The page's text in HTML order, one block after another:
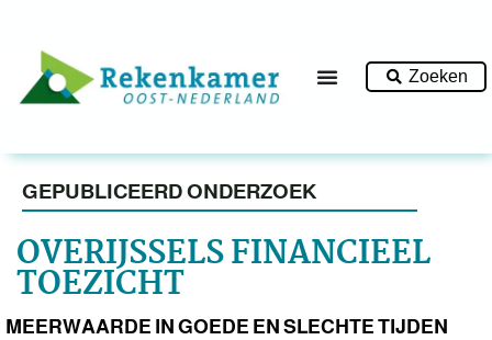
Zoeken
GEPUBLICEERD ONDERZOEK
OVERIJSSELS FINANCIEEL
TOEZICHT
MEERWAARDE IN GOEDE EN SLECHTE TIJDEN